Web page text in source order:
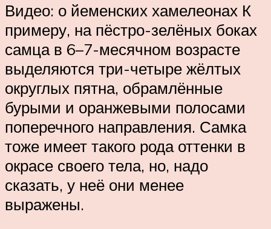
Видео: о йеменских хамелеонах К
примеру, на пёстро-зелёных боках
самца в 6–7-месячном возрасте
выделяются три-четыре жёлтых
округлых пятна, обрамлённые
бурыми и оранжевыми полосами
поперечного направления. Самка
тоже имеет такого рода оттенки в
окрасе своего тела, но, надо
сказать, у неё они менее
выражены.